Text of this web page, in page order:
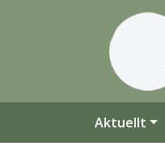
Aktuellt